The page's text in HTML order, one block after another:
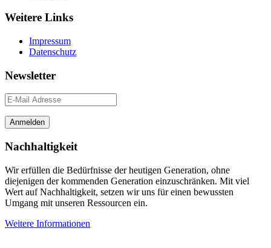
Weitere Links
Impressum
Datenschutz
Newsletter
Nachhaltigkeit
Wir erfüllen die Bedürfnisse der heutigen Generation, ohne
diejenigen der kommenden Generation einzuschränken. Mit viel
Wert auf Nachhaltigkeit, setzen wir uns für einen bewussten
Umgang mit unseren Ressourcen ein.
Weitere Informationen